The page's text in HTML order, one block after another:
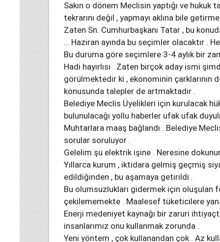
Sakın o dönem Meclisin yaptığı ve
tekrarını değil , yapmayı aklına bile
Zaten Sn. Cumhurbaşkanı Tatar , bu
… Haziran ayında bu seçimler olacaktır .
Bu duruma göre seçimlere 3-4 aylık bir
Hadi hayırlısı . Zaten birçok aday ismi
görülmektedir ki , ekonominin çarklarının
konusunda talepler de artmaktadır .
Belediye Meclis Üyelikleri için kurulacak
bulunulacağı yollu haberler ufak ufak
Muhtarlara maaş bağlandı . Belediye
sorular soruluyor .
Gelelim şu elektrik işine . Neresine
Yıllarca kurum , iktidara gelmiş geçmiş
edildiğinden , bu aşamaya getirildi .
Bu olumsuzlukları gidermek için oluşulan
çekilememekte . Maalesef tüketicilere
Enerji medeniyet kaynağı bir zaruri
insanlarımız onu kullanmak zorunda .
Yeni yöntem , çok kullanandan çok . Az